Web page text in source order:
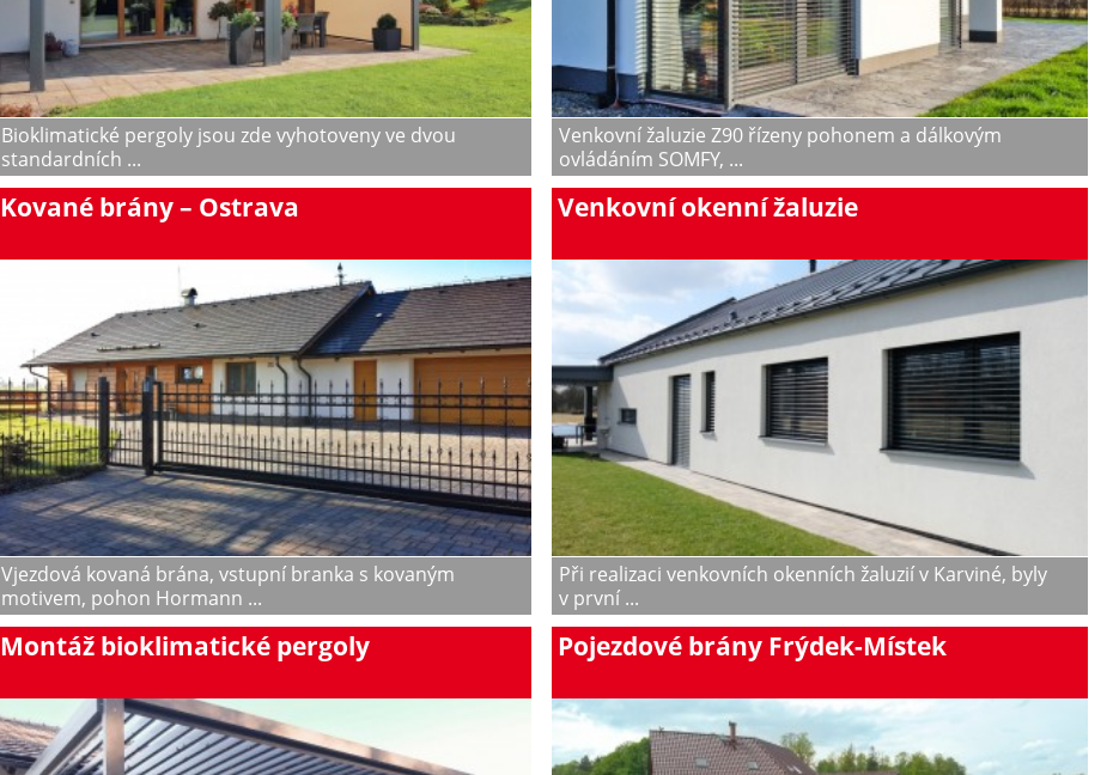
Bioklimatické pergoly jsou zde vyhotoveny ve dvou
standardních ...
Venkovní žaluzie Z90 řízeny pohonem a dálkovým
ovládáním SOMFY, ...
Kované brány – Ostrava
Vjezdová kovaná brána, vstupní branka s kovaným
motivem, pohon Hormann ...
Venkovní okenní žaluzie
Při realizaci venkovních okenních žaluzií v Karviné, byly
v první ...
Montáž bioklimatické pergoly Pojezdové brány Frýdek-Místek